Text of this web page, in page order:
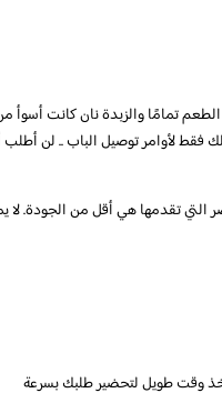
الطعم تمامًا والزبدة نان كانت
فقط لأوامر توصيل الباب .. لن أطلب
التي تقدمها هي أقل من الجودة. لا
وقت طويل لتحضير طلبك بسرعة